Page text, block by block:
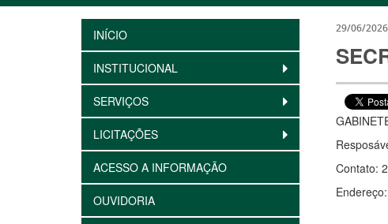
INÍCIO
INSTITUCIONAL
SERVIÇOS
LICITAÇÕES
ACESSO A INFORMAÇÃO
OUVIDORIA
29/06/
Contato: